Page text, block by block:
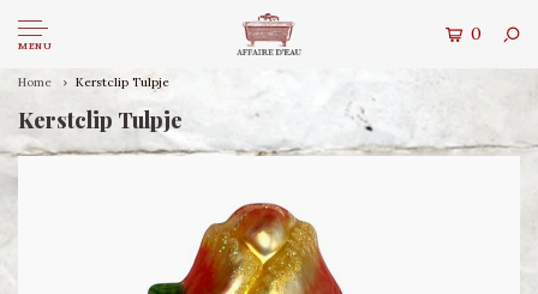
MENU
0
Home Kerstclip Tulpje
Kerstclip Tulpje